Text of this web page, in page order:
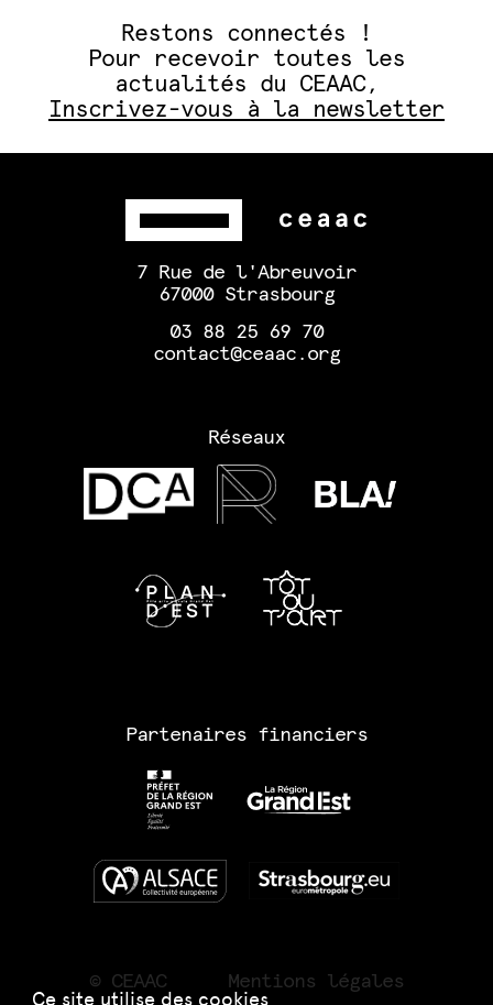
Ce site utilise des cookies
Restons connectés !
Pour recevoir toutes les
actualités du CEAAC,
Inscrivez-vous à la newsletter
7 Rue de l'Abreuvoir
67000 Strasbourg
03 88 25 69 70
contact@ceaac.org
Réseaux
Partenaires financiers
© CEAAC Mentions légales